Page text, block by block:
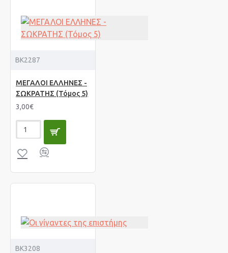
BK2287
ΜΕΓΑΛΟΙ ΕΛΛΗΝΕΣ -
ΣΩΚΡΑΤΗΣ (Τόμος 5)
3,00€
BK3208